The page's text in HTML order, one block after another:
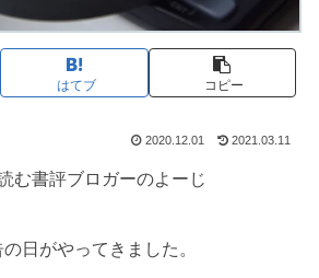
はてブ コピー
2020.12.01 2021.03.11
む書評ブロガーのよーじ
日がやってきました。